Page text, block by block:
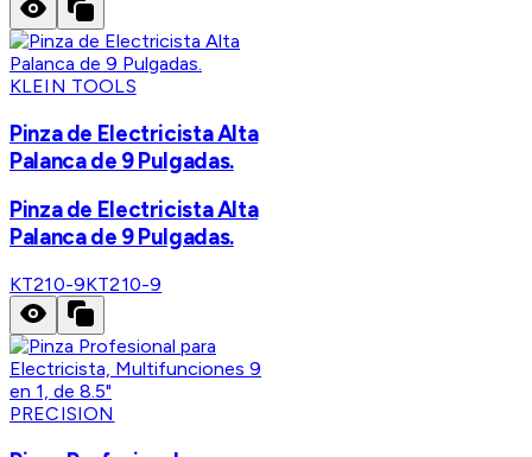
KLEIN TOOLS
Pinza de Electricista Alta
Palanca de 9 Pulgadas.
Pinza de Electricista Alta
Palanca de 9 Pulgadas.
KT210-9KT210-9
PRECISION